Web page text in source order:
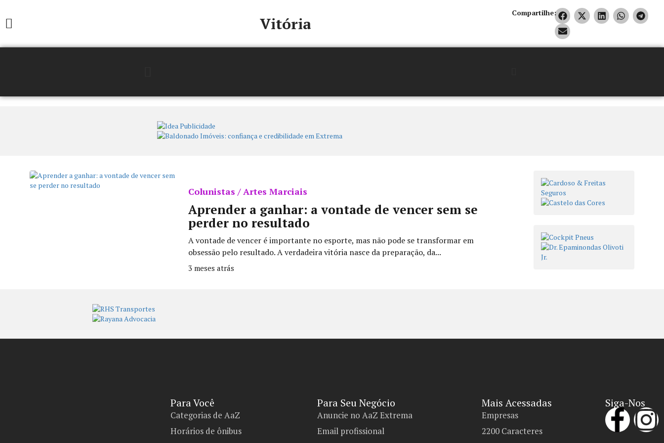
Vitória
Compartilhe:
Colunistas / Artes Marciais
Aprender a ganhar: a vontade de vencer sem se
perder no resultado
A vontade de vencer é importante no esporte, mas não pode se transformar em
obsessão pelo resultado. A verdadeira vitória nasce da preparação, da...
3 meses atrás
Para Você
Categorias de AaZ
Horários de ônibus
Para Seu Negócio​
Anuncie no AaZ Extrema
Email profissional
Mais Acessadas
Empresas
2200 Caracteres
Siga-Nos